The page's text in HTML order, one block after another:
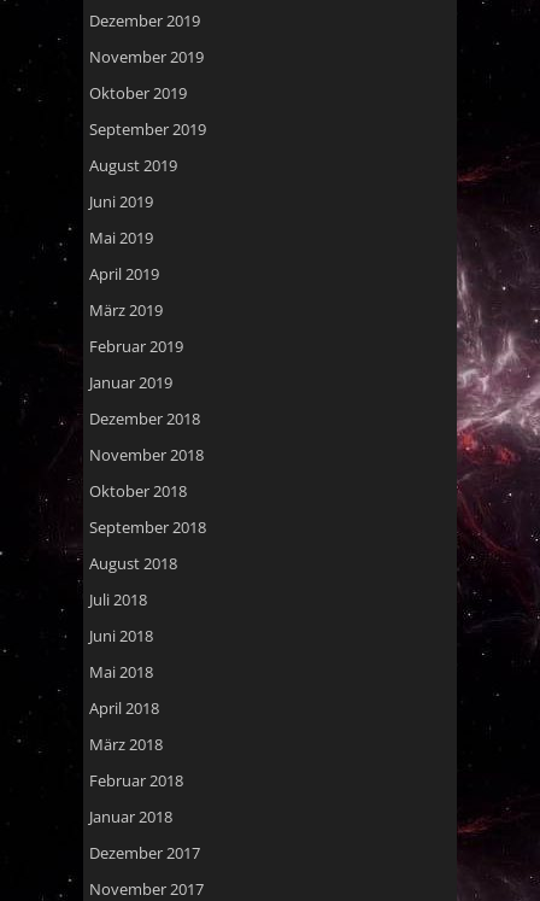
Dezember 2019
November 2019
Oktober 2019
September 2019
August 2019
Juni 2019
Mai 2019
April 2019
März 2019
Februar 2019
Januar 2019
Dezember 2018
November 2018
Oktober 2018
September 2018
August 2018
Juli 2018
Juni 2018
Mai 2018
April 2018
März 2018
Februar 2018
Januar 2018
Dezember 2017
November 2017